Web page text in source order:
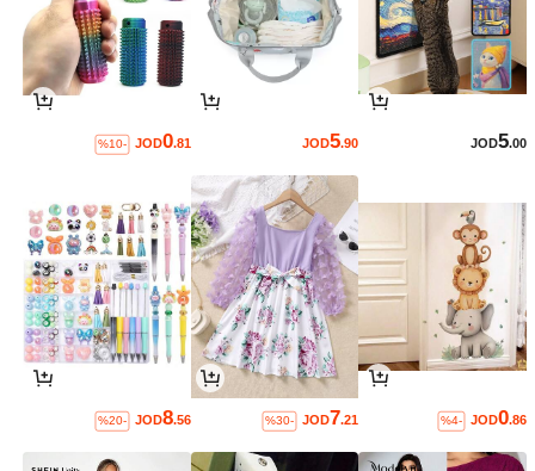
JOD5.00
JOD5.90
JOD0.81
%10-
JOD0.86
%4-
JOD7.21
%30-
JOD8.56
%20-